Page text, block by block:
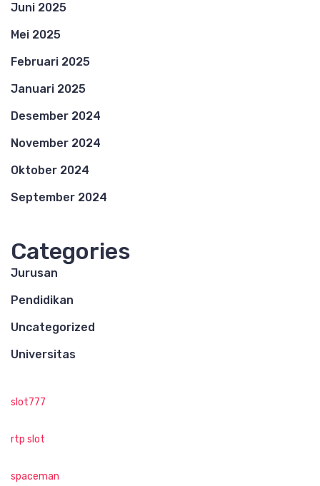
Juni 2025
Mei 2025
Februari 2025
Januari 2025
Desember 2024
November 2024
Oktober 2024
September 2024
Categories
Jurusan
Pendidikan
Uncategorized
Universitas
slot777
rtp slot
spaceman